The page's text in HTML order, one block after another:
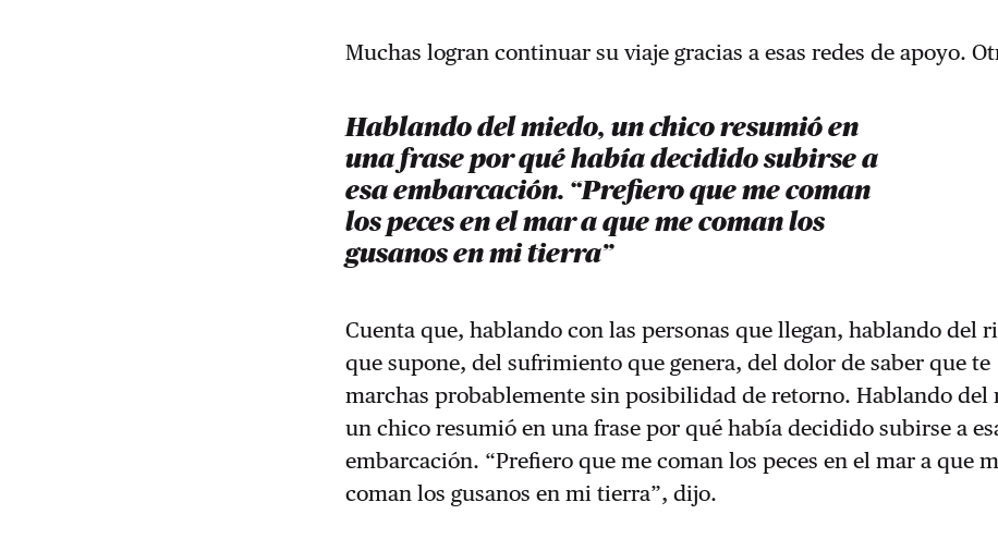
Muchas logran continuar su viaje gracias a esas redes de apoyo.
Hablando del miedo, un chico resumió en
una frase por qué había decidido subirse a
esa embarcación. “Prefiero que me coman
los peces en el mar a que me coman los
gusanos en mi tierra”
Cuenta que, hablando con las personas que llegan, hablando del
que supone, del sufrimiento que genera, del dolor de saber que te
marchas probablemente sin posibilidad de retorno. Hablando del
un chico resumió en una frase por qué había decidido subirse a
embarcación. “Prefiero que me coman los peces en el mar a que
coman los gusanos en mi tierra”, dijo.